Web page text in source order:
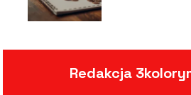
Redakcja